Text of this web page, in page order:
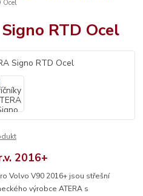
Ocel
RTD Ocel
2016+
Volvo V90 2016+ jsou střešní
výrobce ATERA s